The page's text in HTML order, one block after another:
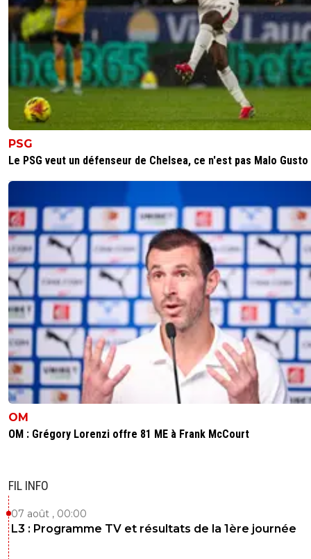
PSG
Le PSG veut un défenseur de Chelsea, ce n'est pas Malo Gusto
OM
OM : Grégory Lorenzi offre 81 ME à Frank McCourt
FIL INFO
07 août , 00:00
L3 : Programme TV et résultats de la 1ère journée